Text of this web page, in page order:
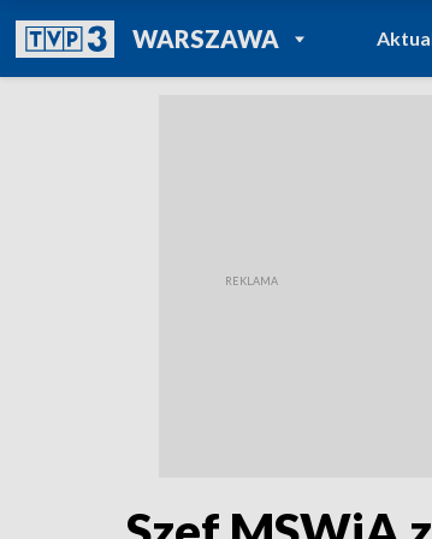
WARSZAWAPOWRÓT DO
TVP REGIONY